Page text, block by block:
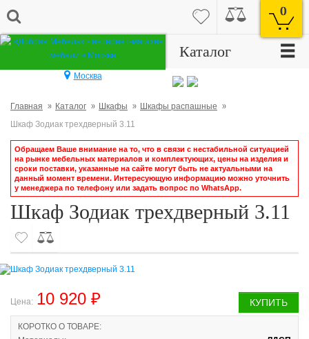
0
Москва
Каталог ☰
Главная Каталог Шкафы
Шкафы распашные
Шкаф Зодиак трехдверный 3.11
Обращаем Ваше внимание на то, что в связи с нестабильной ситуацией
на рынке мебельных материалов и комплектующих, цены на изделия и
сроки поставки, указанные на сайте могут быть не актуальными на
данный момент времени. Интересующую информацию можно уточнить
у менеджера по телефону или задать вопрос по WhatsApp.
Шкаф Зодиак трехдверный 3.11
КУПИТЬ
Цена: 10 920 ₽
КОРОТКО О ТОВАРЕ: